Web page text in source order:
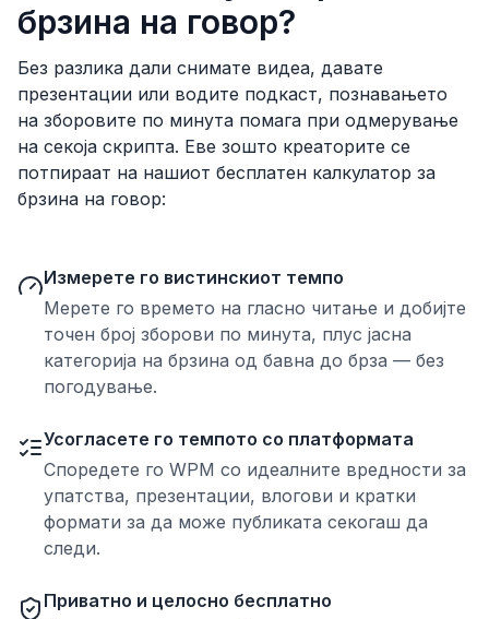
брзина на говор?
Без разлика дали снимате видеа, давате
презентации или водите подкаст, познавањето
на зборовите по минута помага при одмерување
на секоја скрипта. Еве зошто креаторите се
потпираат на нашиот бесплатен калкулатор за
брзина на говор:
Измерете го вистинскиот темпо
Мерете го времето на гласно читање и добијте
точен број зборови по минута, плус јасна
категорија на брзина од бавна до брза — без
погодување.
Усогласете го темпото со платформата
Споредете го WPM со идеалните вредности за
упатства, презентации, влогови и кратки
формати за да може публиката секогаш да
следи.
Приватно и целосно бесплатно